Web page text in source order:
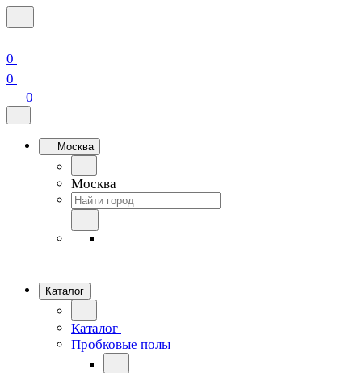
0
0
0
Москва
Москва
Каталог
Каталог
Пробковые полы